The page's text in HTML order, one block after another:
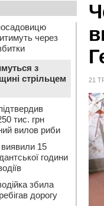
21
через
з
стрільцем
тис. грн
вилов риби
15
години
збила
дорогу